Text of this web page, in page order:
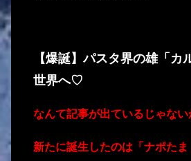
【爆誕】パスタ界の雄「
世界へ♡
なんて記事が出ているじゃな
新たに誕生したのは「ナポたま